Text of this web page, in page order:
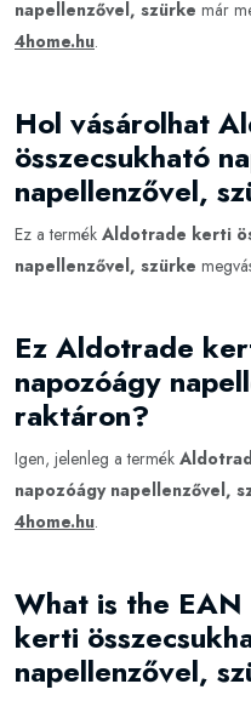
napellenzővel, szürke már
4home.hu.
Hol vásárolhat
összecsukható
napellenzővel,
Ez a termék Aldotrade kerti
napellenzővel, szürke
Ez Aldotrade
napozóágy
raktáron?
Igen, jelenleg a termék
napozóágy napellenzővel,
4home.hu.
What is the
kerti
napellenzővel,